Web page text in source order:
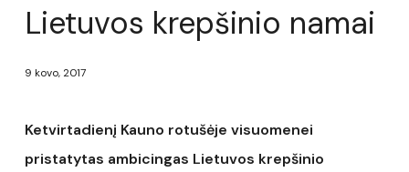
Lietuvos krepšinio namai
9 kovo, 2017
Ketvirtadienį Kauno rotušėje visuomenei
pristatytas ambicingas Lietuvos krepšinio